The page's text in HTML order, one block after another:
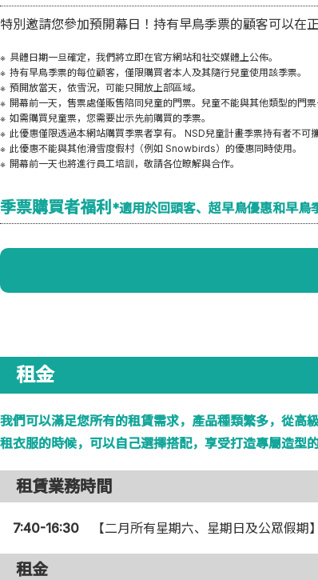
特別邀請您參加預開幕日！持有早鳥季票的顧客可以在
具體日期一旦確定，我們將立即在官方網站和社交媒體上公佈。
持有早鳥季票的每位顧客，僅限購買者本人及其隨行兒童使用該季票。
預開放當天，依雪況，可能只開放上部區域。
開幕前一天，售票處僅販售陪同兒童的門票。兒童不能與其他類型的門
如需購買兒童票，您需要出示先前購買的季票。
此優惠僅限透過本網站購買季票者享有。 NSD兒童計畫季票持有者不可
此優惠不能與其他滑雪度假村（例如 Snowbirds）的優惠同時使用。
開幕前一天也將進行員工培訓，敬請各位瞭解與合作。
季票購買者福利 *適用於回頭客、超早鳥優惠和早鳥
租金
我們可以滿足您所有的租賃需求，產品種類繁多，從高
租衣服的時候，可以自己選擇搭配，享受打造專屬造型的
租賃業務時間
7:40-16:30 【二月所有星期六、星期日及公眾假期】
租金